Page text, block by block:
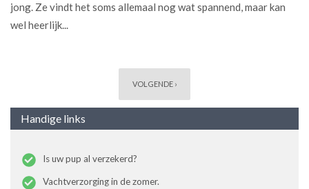
jong. Ze vindt het soms allemaal nog wat spannend, maar kan
wel heerlijk...
VOLGENDE ›
Handige links
Is uw pup al verzekerd?
Vachtverzorging in de zomer.